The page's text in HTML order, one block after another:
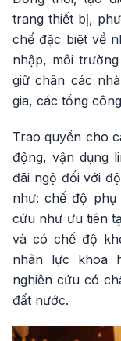
trang thiết bị,
chế đặc biệt về
nhập, môi
giữ chân các
gia, các tổng
Trao quyền cho
động, vận dụng
đãi ngộ đối với
như: chế độ
cứu như ưu tiên
và có chế độ
nhân lực khoa
nghiên cứu có
đất nước.